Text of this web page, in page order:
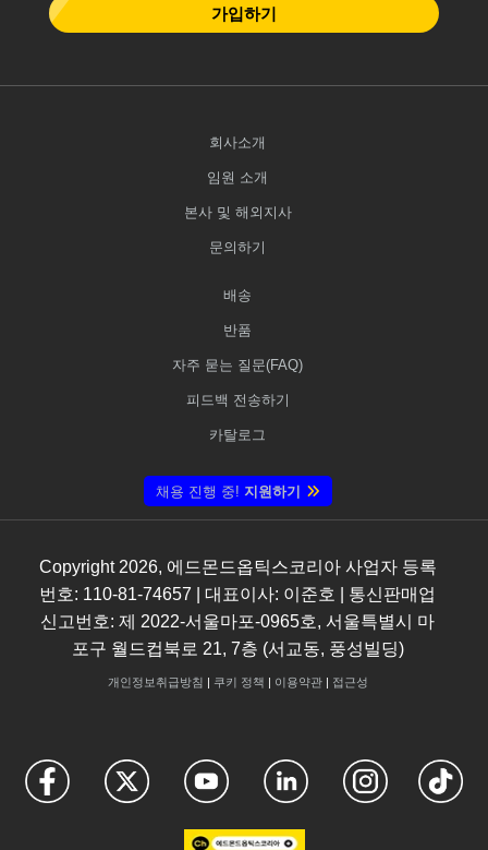
가입하기
회사소개
임원 소개
본사 및 해외지사
문의하기
배송
반품
자주 묻는 질문(FAQ)
피드백 전송하기
카탈로그
채용 진행 중! 지원하기
Copyright 2026, 에드몬드옵틱스코리아 사업자 등록
번호: 110-81-74657 | 대표이사: 이준호 | 통신판매업
신고번호: 제 2022-서울마포-0965호, 서울특별시 마
포구 월드컵북로 21, 7층 (서교동, 풍성빌딩)
개인정보취급방침 | 쿠키 정책 | 이용약관| 접근성